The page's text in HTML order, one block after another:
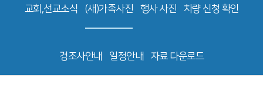
교회,선교소식 (새)가족사진 행사 사진 차량 신청 확인
경조사안내 일정안내 자료 다운로드